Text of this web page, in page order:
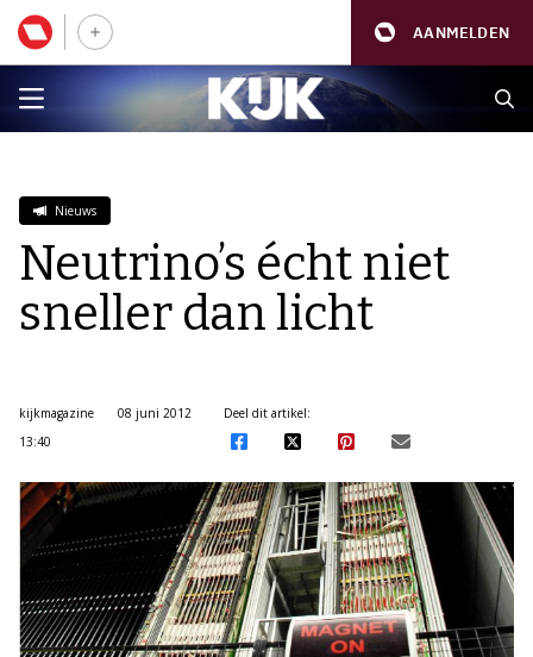
AANMELDEN
Nieuws
Neutrino’s écht niet
sneller dan licht
kijkmagazine
08 juni 2012
13:40
Deel dit artikel: